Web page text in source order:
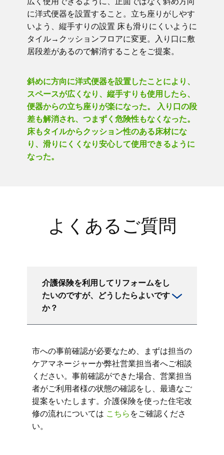
に洋式便器を設置すること。立ち座りがしやす
いよう、縦手すりの設置 床も滑りにくいように
タイル→クッションフロアに変更。入り口に敷
居段差があるので解消することをご提案。
斜めに方向に洋式便器を設置したことにより、
スペースが広くなり、縦手すりも使用したら、
便器からの立ち座りが楽になった。 入り口の段
差も解消され、つまずく危険性もなくなった。
床もタイルからクッション性のある床材にな
り、滑りにくくなり安心して使用できるように
なった。
よくあるご質問
介護保険を利用してリフォームをし
たいのですが、どうしたらよいです
か？
市への事前確認が必要なため、まずは担当の
ケアマネージャーか弊社営業担当者へご相談
ください。事前確認ができた場合、営業担当
者がご利用者様の状態の確認をし、最適なご
提案をいたします。介護保険を使った住宅改
修の流れについては こちらをご確認くださ
い。